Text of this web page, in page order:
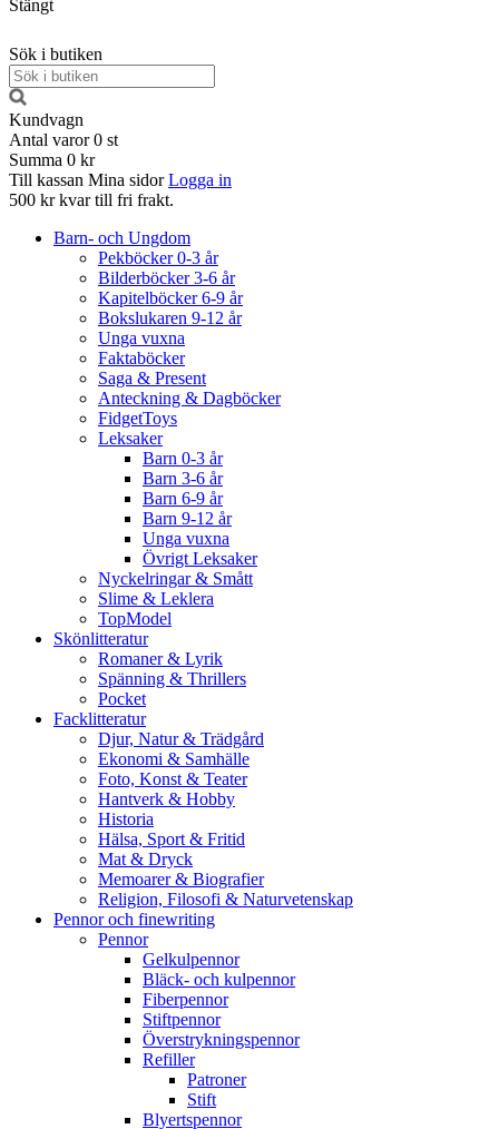
Stängt
Sök i butiken
Kundvagn
Antal varor 0 st
Summa 0 kr
Till kassan Mina sidor Logga in
500 kr kvar till fri frakt.
Barn- och Ungdom
Pekböcker 0-3 år
Bilderböcker 3-6 år
Kapitelböcker 6-9 år
Bokslukaren 9-12 år
Unga vuxna
Faktaböcker
Saga & Present
Anteckning & Dagböcker
FidgetToys
Leksaker
Barn 0-3 år
Barn 3-6 år
Barn 6-9 år
Barn 9-12 år
Unga vuxna
Övrigt Leksaker
Nyckelringar & Smått
Slime & Leklera
TopModel
Skönlitteratur
Romaner & Lyrik
Spänning & Thrillers
Pocket
Facklitteratur
Djur, Natur & Trädgård
Ekonomi & Samhälle
Foto, Konst & Teater
Hantverk & Hobby
Historia
Hälsa, Sport & Fritid
Mat & Dryck
Memoarer & Biografier
Religion, Filosofi & Naturvetenskap
Pennor och finewriting
Pennor
Gelkulpennor
Bläck- och kulpennor
Fiberpennor
Stiftpennor
Överstrykningspennor
Refiller
Patroner
Stift
Blyertspennor